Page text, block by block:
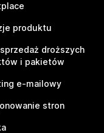
produktu
droższych
i pakietów
e-mailowy
stron